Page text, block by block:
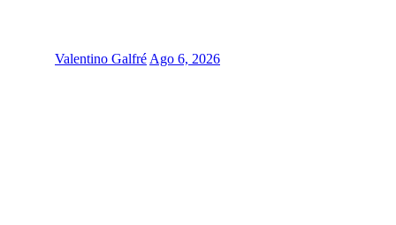
Valentino Galfré Ago 6, 2026